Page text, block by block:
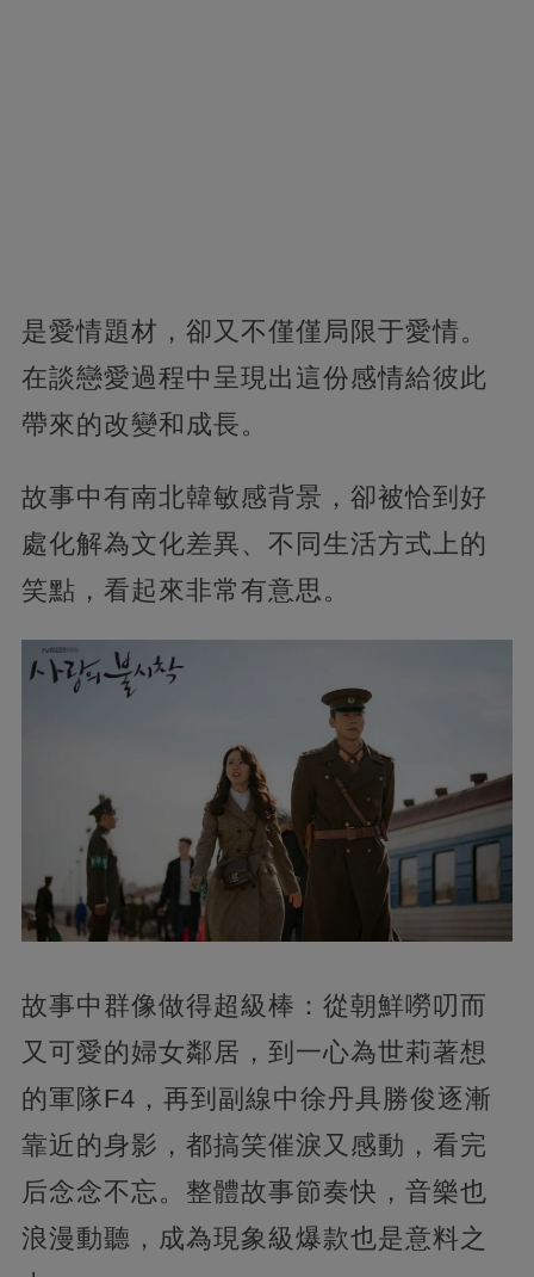
是愛情題材，卻又不僅僅局限于愛情。
在談戀愛過程中呈現出這份感情給彼此
帶來的改變和成長。
故事中有南北韓敏感背景，卻被恰到好
處化解為文化差異、不同生活方式上的
笑點，看起來非常有意思。
故事中群像做得超級棒：從朝鮮嘮叨而
又可愛的婦女鄰居，到一心為世莉著想
的軍隊F4，再到副線中徐丹具勝俊逐漸
靠近的身影，都搞笑催淚又感動，看完
后念念不忘。整體故事節奏快，音樂也
浪漫動聽，成為現象級爆款也是意料之